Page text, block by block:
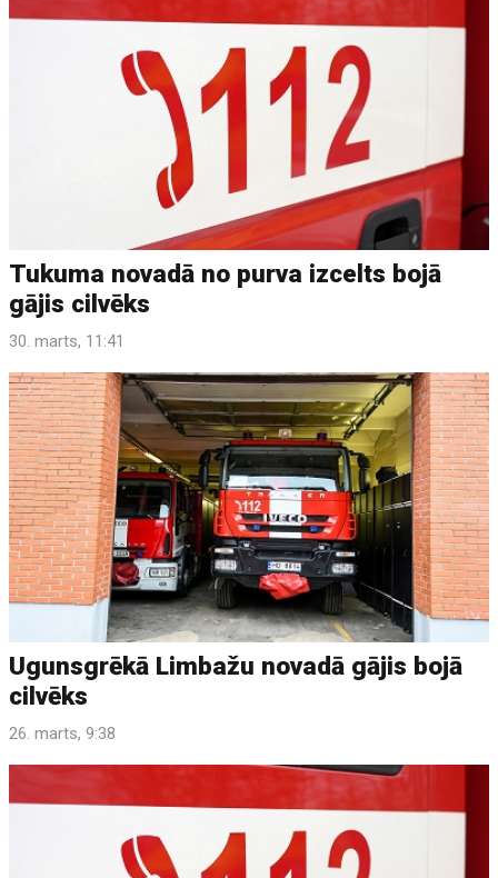
Tukuma novadā no purva izcelts bojā
gājis cilvēks
30. marts, 11:41
Ugunsgrēkā Limbažu novadā gājis bojā
cilvēks
26. marts, 9:38